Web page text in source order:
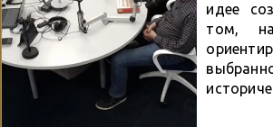
идее
том,